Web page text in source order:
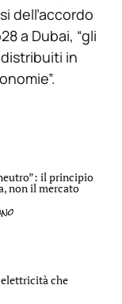
dell’accordo
a Dubai, “gli
in
il principio
non il mercato
che